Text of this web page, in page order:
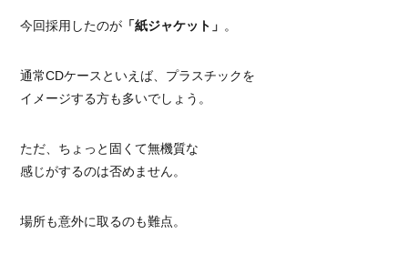
今回採用したのが「紙ジャケット」 。
通常CDケースといえば、プラスチックを
イメージする方も多いでしょう。
ただ、ちょっと固くて無機質な
感じがするのは否めません。
場所も意外に取るのも難点。